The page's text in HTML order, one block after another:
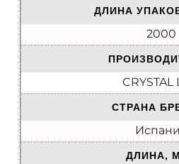
ДЛИНА
2000
CRYSTAL
СТРАНА
ДЛИНА,